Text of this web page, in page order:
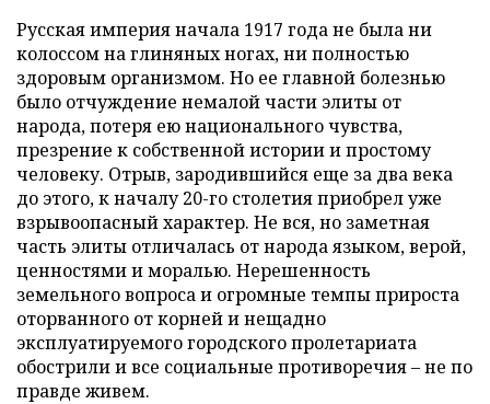
Русская империя начала 1917 года не была ни
колоссом на глиняных ногах, ни полностью
здоровым организмом. Но ее главной болезнью
было отчуждение немалой части элиты от
народа, потеря ею национального чувства,
презрение к собственной истории и простому
человеку. Отрыв, зародившийся еще за два века
до этого, к началу 20-го столетия приобрел уже
взрывоопасный характер. Не вся, но заметная
часть элиты отличалась от народа языком, верой,
ценностями и моралью. Нерешенность
земельного вопроса и огромные темпы прироста
оторванного от корней и нещадно
эксплуатируемого городского пролетариата
обострили и все социальные противоречия – не по
правде живем.